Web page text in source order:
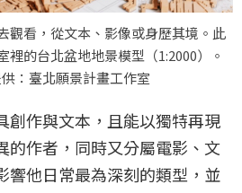
觀看，從文本、影像或身歷其境。此
裡的台北盆地地景模型（1:2000）。
：臺北願景計畫工作室
創作與文本，且能以獨特再現
的作者，同時又分屬電影、文
響他日常最為深刻的類型，並